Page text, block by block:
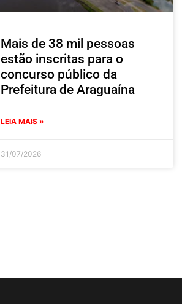
Mais de 38 mil pessoas
estão inscritas para o
concurso público da
Prefeitura de Araguaína
LEIA MAIS »
31/07/2026